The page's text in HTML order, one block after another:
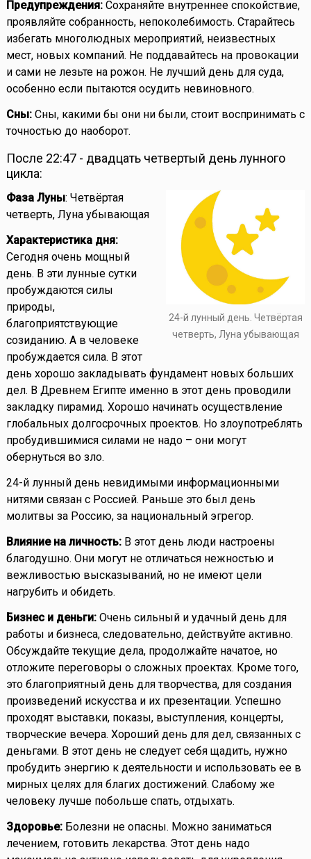
Предупреждения:Сохраняйте внутреннее спокойствие,
проявляйте собранность, непоколебимость. Старайтесь
избегать многолюдных мероприятий, неизвестных
мест, новых компаний. Не поддавайтесь на провокации
и сами не лезьте на рожон. Не лучший день для суда,
особенно если пытаются осудить невиновного.
Сны:Сны, какими бы они ни были, стоит воспринимать с
точностью до наоборот.
После 22:47 - двадцать четвертый день лунного
цикла:
24-й лунный день. Четвёртая
четверть, Луна убывающая
Фаза Луны: Четвёртая
четверть, Луна убывающая
Характеристика дня:
Сегодня очень мощный
день. В эти лунные сутки
пробуждаются силы
природы,
благоприятствующие
созиданию. А в человеке
пробуждается сила. В этот
день хорошо закладывать фундамент новых больших
дел. В Древнем Египте именно в этот день проводили
закладку пирамид. Хорошо начинать осуществление
глобальных долгосрочных проектов. Но злоупотреблять
пробудившимися силами не надо – они могут
обернуться во зло.
24-й лунный день невидимыми информационными
нитями связан с Россией. Раньше это был день
молитвы за Россию, за национальный эгрегор.
Влияние на личность:В этот день люди настроены
благодушно. Они могут не отличаться нежностью и
вежливостью высказываний, но не имеют цели
нагрубить и обидеть.
Бизнес и деньги:Очень сильный и удачный день для
работы и бизнеса, следовательно, действуйте активно.
Обсуждайте текущие дела, продолжайте начатое, но
отложите переговоры о сложных проектах. Кроме того,
это благоприятный день для творчества, для создания
произведений искусства и их презентации. Успешно
проходят выставки, показы, выступления, концерты,
творческие вечера. Хороший день для дел, связанных с
деньгами. В этот день не следует себя щадить, нужно
пробудить энергию к деятельности и использовать ее в
мирных целях для благих достижений. Слабому же
человеку лучше побольше спать, отдыхать.
Здоровье:Болезни не опасны. Можно заниматься
лечением, готовить лекарства. Этот день надо